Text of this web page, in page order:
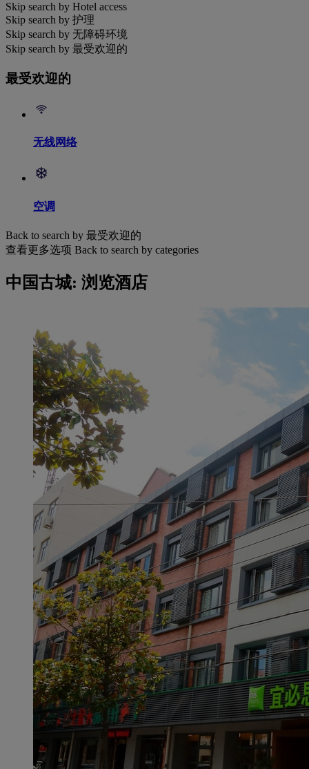
Skip search by Hotel access
Skip search by 护理
Skip search by 无障碍环境
Skip search by 最受欢迎的
最受欢迎的
无线网络
空调
Back to search by 最受欢迎的
查看更多选项 Back to search by categories
中国古城: 浏览酒店